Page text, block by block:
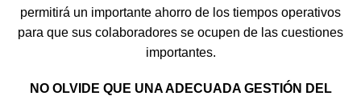
permitirá un importante ahorro de los tiempos operativos
para que sus colaboradores se ocupen de las cuestiones
importantes.
NO OLVIDE QUE UNA ADECUADA GESTIÓN DEL